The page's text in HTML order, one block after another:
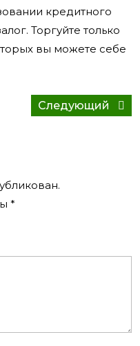
кредитного
Торгуйте только
вы можете себе
Следующий
*